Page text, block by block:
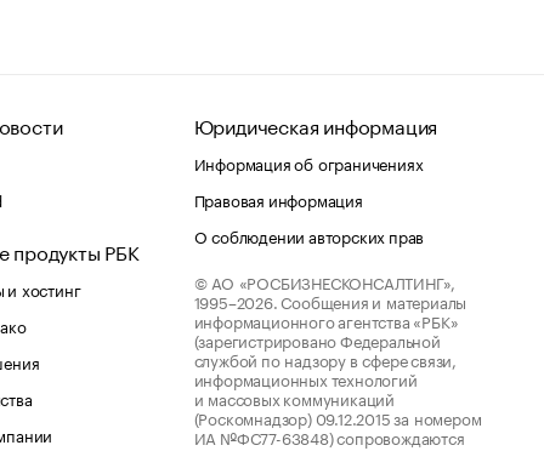
продукты РБК
хостинг
Юридическая информация
Информация об ограничениях
Правовая информация
О соблюдении авторских прав
© АО «РОСБИЗНЕСКОНСАЛТИНГ»,
1995–2026. Сообщения и материалы
информационного агентства «РБК»
(зарегистрировано Федеральной
службой по надзору в сфере связи,
информационных технологий
и массовых коммуникаций
(Роскомнадзор) 09.12.2015 за номером
ИА №ФС77-63848) сопровождаются